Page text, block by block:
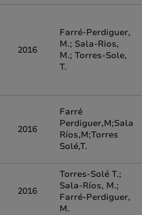
2016
Farré-Perdiguer,
M.; Sala-Rios,
M.; Torres-Sole,
T.
2016
Farré
Perdiguer,M;Sala
Ríos,M;Torres
Solé,T.
2016
Torres-Solé T.;
Sala-Ríos, M.;
Farré-Perdiguer,
M.